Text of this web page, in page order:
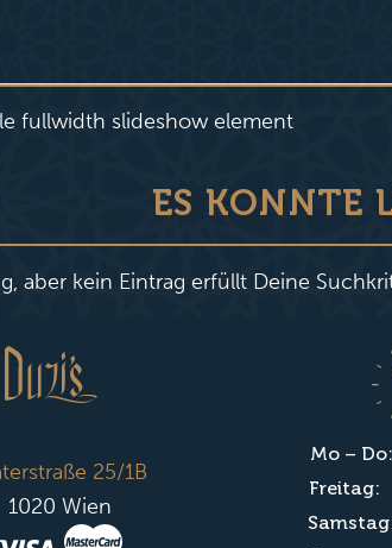
fullwidth slideshow element
ES KONNTE
aber kein Eintrag erfüllt Deine
25/1B
1020 Wien
Mo –
Freitag: